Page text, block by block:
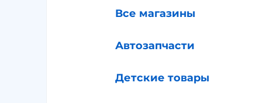
Все магазины
Автозапчасти
Детские товары